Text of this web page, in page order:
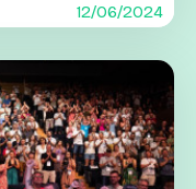
12/06/2024